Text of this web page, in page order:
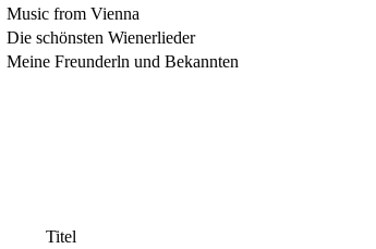
Music from Vienna
Die schönsten Wienerlieder
Meine Freunderln und Bekannten
Titel